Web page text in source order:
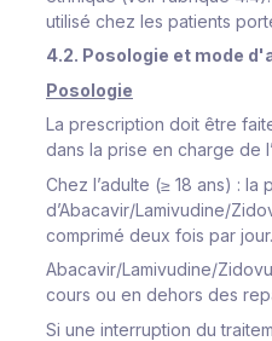
utilisé chez les patients
4.2. Posologie et mode
Posologie
La prescription doit être
dans la prise en charge de
Chez l’adulte (≥ 18 ans) :
d’Abacavir/Lamivudine/
comprimé deux fois par jour.
Abacavir/Lamivudine/
cours ou en dehors des
Si une interruption du